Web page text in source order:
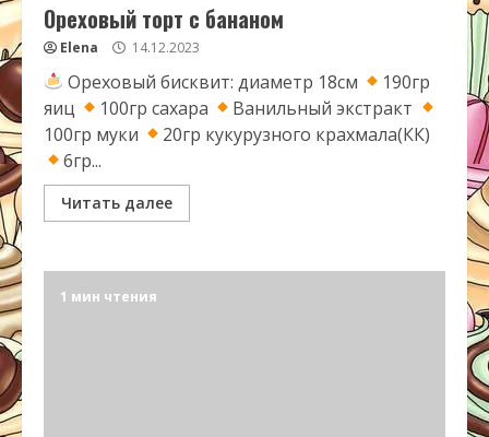
Ореховый торт с бананом
Elena 14.12.2023
Ореховый бисквит: диаметр 18см
190гр
яиц
100гр сахара
Ванильный экстракт
100гр муки
20гр кукурузного крахмала(КК)
6гр...
Читать далее
1 мин чтения